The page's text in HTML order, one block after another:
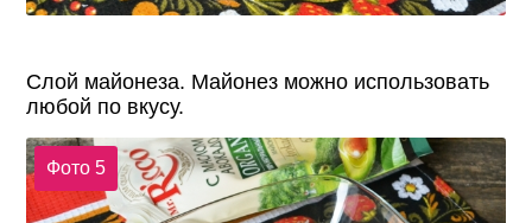
Слой майонеза. Майонез можно использовать
любой по вкусу.
Фото 5